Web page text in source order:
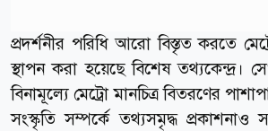
প্রদর্শনীর পরিধি আরো বিস্তৃত করতে
স্থাপন করা হয়েছে বিশেষ তথ্যকেন্দ্র।
বিনামূল্যে মেট্রো মানচিত্র বিতরণের
সংস্কৃতি সম্পর্কে তথ্যসমৃদ্ধ প্রকাশনাও